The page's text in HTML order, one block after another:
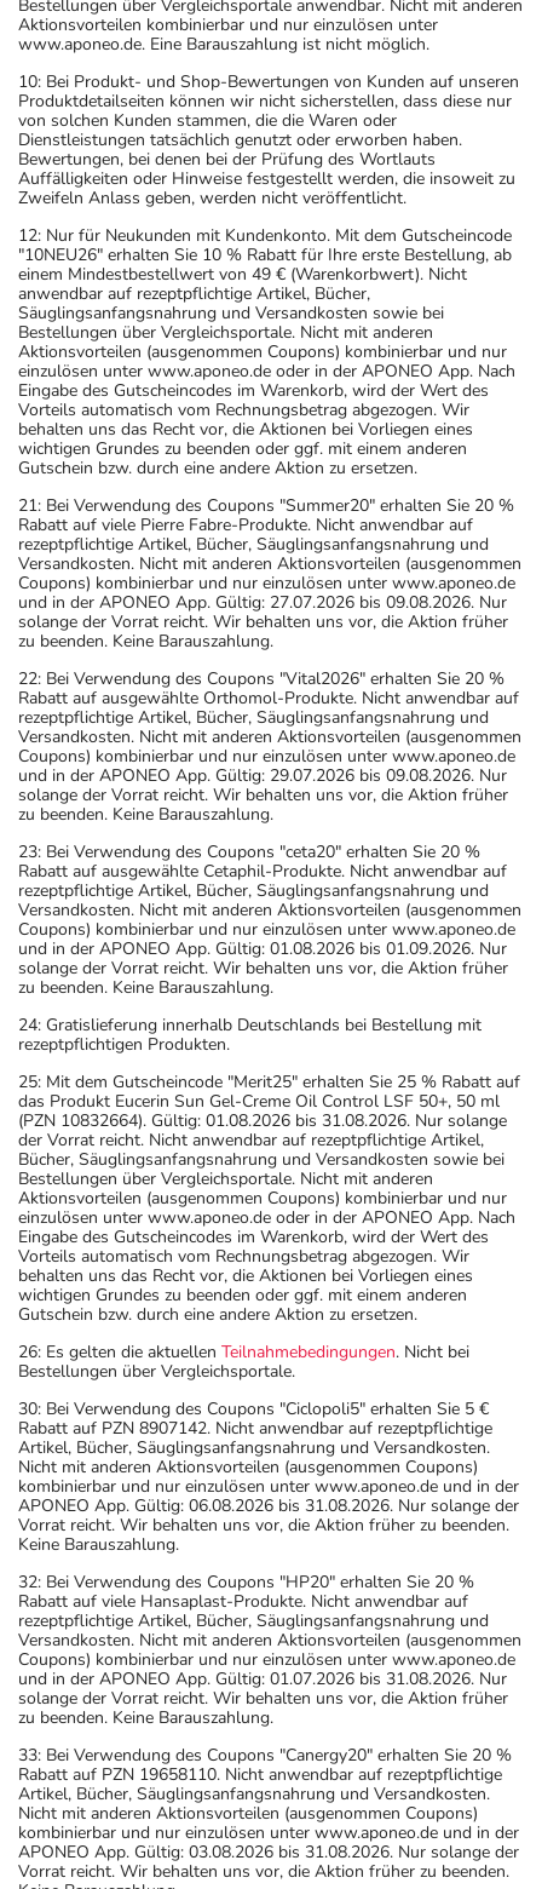
Bestellungen über Vergleichsportale anwendbar. Nicht mit anderen
Aktionsvorteilen kombinierbar und nur einzulösen unter
www.aponeo.de. Eine Barauszahlung ist nicht möglich.
10: Bei Produkt- und Shop-Bewertungen von Kunden auf unseren
Produktdetailseiten können wir nicht sicherstellen, dass diese nur
von solchen Kunden stammen, die die Waren oder
Dienstleistungen tatsächlich genutzt oder erworben haben.
Bewertungen, bei denen bei der Prüfung des Wortlauts
Auffälligkeiten oder Hinweise festgestellt werden, die insoweit zu
Zweifeln Anlass geben, werden nicht veröffentlicht.
12: Nur für Neukunden mit Kundenkonto. Mit dem Gutscheincode
"10NEU26" erhalten Sie 10 % Rabatt für Ihre erste Bestellung, ab
einem Mindestbestellwert von 49 € (Warenkorbwert). Nicht
anwendbar auf rezeptpflichtige Artikel, Bücher,
Säuglingsanfangsnahrung und Versandkosten sowie bei
Bestellungen über Vergleichsportale. Nicht mit anderen
Aktionsvorteilen (ausgenommen Coupons) kombinierbar und nur
einzulösen unter www.aponeo.de oder in der APONEO App. Nach
Eingabe des Gutscheincodes im Warenkorb, wird der Wert des
Vorteils automatisch vom Rechnungsbetrag abgezogen. Wir
behalten uns das Recht vor, die Aktionen bei Vorliegen eines
wichtigen Grundes zu beenden oder ggf. mit einem anderen
Gutschein bzw. durch eine andere Aktion zu ersetzen.
21: Bei Verwendung des Coupons "Summer20" erhalten Sie 20 %
Rabatt auf viele Pierre Fabre-Produkte. Nicht anwendbar auf
rezeptpflichtige Artikel, Bücher, Säuglingsanfangsnahrung und
Versandkosten. Nicht mit anderen Aktionsvorteilen (ausgenommen
Coupons) kombinierbar und nur einzulösen unter www.aponeo.de
und in der APONEO App. Gültig: 27.07.2026 bis 09.08.2026. Nur
solange der Vorrat reicht. Wir behalten uns vor, die Aktion früher
zu beenden. Keine Barauszahlung.
22: Bei Verwendung des Coupons "Vital2026" erhalten Sie 20 %
Rabatt auf ausgewählte Orthomol-Produkte. Nicht anwendbar auf
rezeptpflichtige Artikel, Bücher, Säuglingsanfangsnahrung und
Versandkosten. Nicht mit anderen Aktionsvorteilen (ausgenommen
Coupons) kombinierbar und nur einzulösen unter www.aponeo.de
und in der APONEO App. Gültig: 29.07.2026 bis 09.08.2026. Nur
solange der Vorrat reicht. Wir behalten uns vor, die Aktion früher
zu beenden. Keine Barauszahlung.
23: Bei Verwendung des Coupons "ceta20" erhalten Sie 20 %
Rabatt auf ausgewählte Cetaphil-Produkte. Nicht anwendbar auf
rezeptpflichtige Artikel, Bücher, Säuglingsanfangsnahrung und
Versandkosten. Nicht mit anderen Aktionsvorteilen (ausgenommen
Coupons) kombinierbar und nur einzulösen unter www.aponeo.de
und in der APONEO App. Gültig: 01.08.2026 bis 01.09.2026. Nur
solange der Vorrat reicht. Wir behalten uns vor, die Aktion früher
zu beenden. Keine Barauszahlung.
24: Gratislieferung innerhalb Deutschlands bei Bestellung mit
rezeptpflichtigen Produkten.
25: Mit dem Gutscheincode "Merit25" erhalten Sie 25 % Rabatt auf
das Produkt Eucerin Sun Gel-Creme Oil Control LSF 50+, 50 ml
(PZN 10832664). Gültig: 01.08.2026 bis 31.08.2026. Nur solange
der Vorrat reicht. Nicht anwendbar auf rezeptpflichtige Artikel,
Bücher, Säuglingsanfangsnahrung und Versandkosten sowie bei
Bestellungen über Vergleichsportale. Nicht mit anderen
Aktionsvorteilen (ausgenommen Coupons) kombinierbar und nur
einzulösen unter www.aponeo.de oder in der APONEO App. Nach
Eingabe des Gutscheincodes im Warenkorb, wird der Wert des
Vorteils automatisch vom Rechnungsbetrag abgezogen. Wir
behalten uns das Recht vor, die Aktionen bei Vorliegen eines
wichtigen Grundes zu beenden oder ggf. mit einem anderen
Gutschein bzw. durch eine andere Aktion zu ersetzen.
26: Es gelten die aktuellen Teilnahmebedingungen. Nicht bei
Bestellungen über Vergleichsportale.
30: Bei Verwendung des Coupons "Ciclopoli5" erhalten Sie 5 €
Rabatt auf PZN 8907142. Nicht anwendbar auf rezeptpflichtige
Artikel, Bücher, Säuglingsanfangsnahrung und Versandkosten.
Nicht mit anderen Aktionsvorteilen (ausgenommen Coupons)
kombinierbar und nur einzulösen unter www.aponeo.de und in der
APONEO App. Gültig: 06.08.2026 bis 31.08.2026. Nur solange der
Vorrat reicht. Wir behalten uns vor, die Aktion früher zu beenden.
Keine Barauszahlung.
32: Bei Verwendung des Coupons "HP20" erhalten Sie 20 %
Rabatt auf viele Hansaplast-Produkte. Nicht anwendbar auf
rezeptpflichtige Artikel, Bücher, Säuglingsanfangsnahrung und
Versandkosten. Nicht mit anderen Aktionsvorteilen (ausgenommen
Coupons) kombinierbar und nur einzulösen unter www.aponeo.de
und in der APONEO App. Gültig: 01.07.2026 bis 31.08.2026. Nur
solange der Vorrat reicht. Wir behalten uns vor, die Aktion früher
zu beenden. Keine Barauszahlung.
33: Bei Verwendung des Coupons "Canergy20" erhalten Sie 20 %
Rabatt auf PZN 19658110. Nicht anwendbar auf rezeptpflichtige
Artikel, Bücher, Säuglingsanfangsnahrung und Versandkosten.
Nicht mit anderen Aktionsvorteilen (ausgenommen Coupons)
kombinierbar und nur einzulösen unter www.aponeo.de und in der
APONEO App. Gültig: 03.08.2026 bis 31.08.2026. Nur solange der
Vorrat reicht. Wir behalten uns vor, die Aktion früher zu beenden.